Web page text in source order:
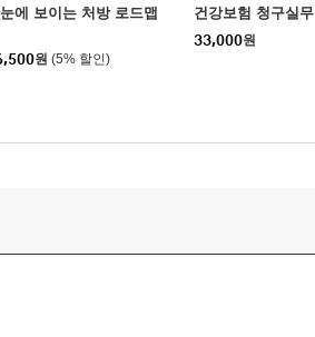
에 보이는 처방 로드맵
원 (5% 할인)
건강보험 청구실무
33,000원